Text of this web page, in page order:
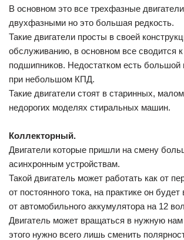
В основном это все трехфазные
двухфазными но это большая редкость.
Такие двигатели просты в своей
обслуживанию, в основном все сводится
подшипников. Недостатком есть большой
при небольшом КПД.
Такие двигатели стоят в старинных,
недорогих моделях стиральных машин.
Коллекторный.
Двигатели которые пришли на смену
асинхронным устройствам.
Такой двигатель может работать как от
от постоянного тока, на практике он
от автомобильного аккумулятора на 12
Двигатель может вращаться в нужную нам
этого нужно всего лишь сменить